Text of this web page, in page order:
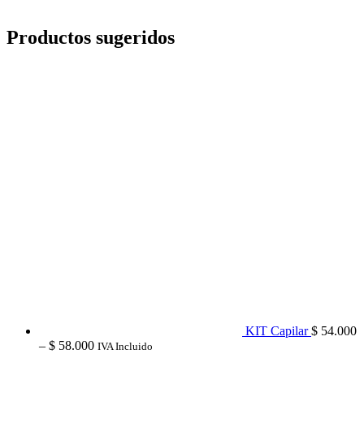
Productos sugeridos
KIT Capilar $ 54.000
– $ 58.000Price
IVA Incluido